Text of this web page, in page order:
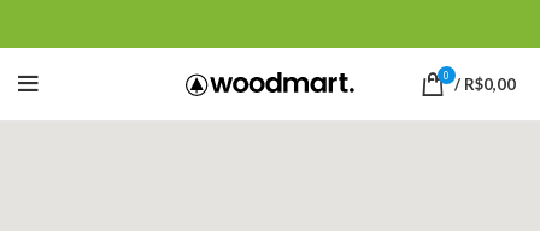
0 / R$0,00